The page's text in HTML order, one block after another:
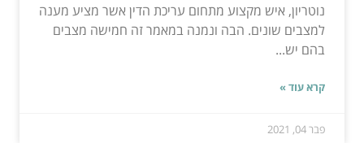
נוטריון, איש מקצוע מתחום עריכת הדין אשר מציע מענה
למצבים שונים. הבה ונמנה במאמר זה חמישה מצבים
בהם יש...
קרא עוד »
פבר 04, 2021